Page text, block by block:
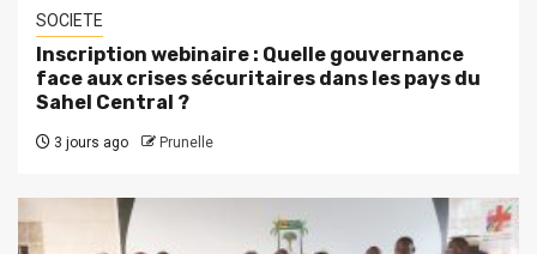
SOCIETE
Inscription webinaire : Quelle gouvernance
face aux crises sécuritaires dans les pays du
Sahel Central ?
3 jours ago Prunelle